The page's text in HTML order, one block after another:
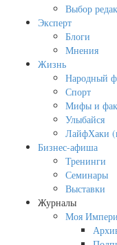
Выбор
Эксперт
Блоги
Мнения
Жизнь
Народный
Спорт
Мифы и
Улыбайся
ЛайфХаки
Бизнес-афиша
Тренинги
Семинары
Выставки
Журналы
Моя